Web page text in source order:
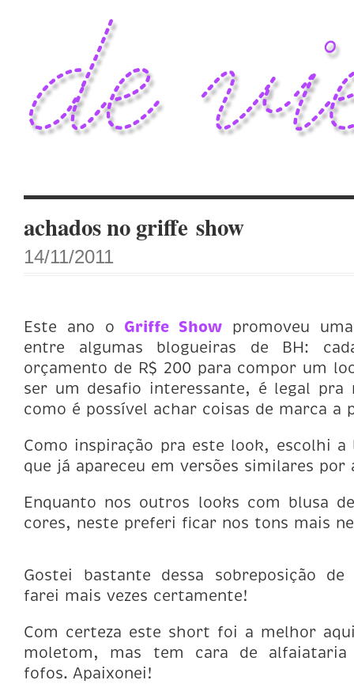
achados no griffe show
14/11/2011
Este ano o Griffe Show promoveu
entre algumas blogueiras de BH:
orçamento de R$ 200 para compor um
ser um desafio interessante, é legal pra
como é possível achar coisas de marca a
Como inspiração pra este look, escolhi a
que já apareceu em versões similares por
Enquanto nos outros looks com blusa
cores, neste preferi ficar nos tons mais
Gostei bastante dessa sobreposição
farei mais vezes certamente!
Com certeza este short foi a melhor
moletom, mas tem cara de
fofos. Apaixonei!